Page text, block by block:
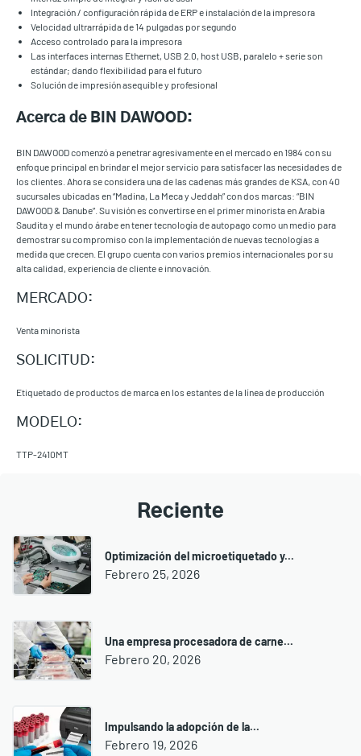
Integración / configuración rápida de ERP e instalación de la impresora
Velocidad ultrarrápida de 14 pulgadas por segundo
Acceso controlado para la impresora
Las interfaces internas Ethernet, USB 2.0, host USB, paralelo + serie son
estándar; dando flexibilidad para el futuro
Solución de impresión asequible y profesional
Acerca de BIN DAWOOD:
BIN DAWOOD comenzó a penetrar agresivamente en el mercado en 1984 con su
enfoque principal en brindar el mejor servicio para satisfacer las necesidades de
los clientes. Ahora se considera una de las cadenas más grandes de KSA, con 40
sucursales ubicadas en “Madina, La Meca y Jeddah” con dos marcas: “BIN
DAWOOD & Danube”. Su visión es convertirse en el primer minorista en Arabia
Saudita y el mundo árabe en tener tecnología de autopago como un medio para
demostrar su compromiso con la implementación de nuevas tecnologías a
medida que crecen. El grupo cuenta con varios premios internacionales por su
alta calidad, experiencia de cliente e innovación.
MERCADO:
Venta minorista
SOLICITUD:
Etiquetado de productos de marca en los estantes de la línea de producción
MODELO:
TTP-2410MT
Reciente
Optimización del microetiquetado y...
Febrero 25, 2026
Una empresa procesadora de carne...
Febrero 20, 2026
Impulsando la adopción de la...
Febrero 19, 2026